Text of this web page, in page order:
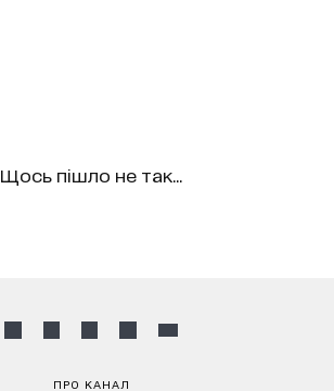
Щось пішло не так...
ПРО КАНАЛ